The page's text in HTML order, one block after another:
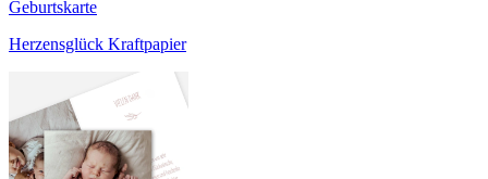
Geburtskarte
Herzensglück Kraftpapier